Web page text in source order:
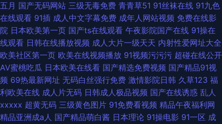
五月 国产无码网站 三级无毒免费 青青草51 91丝袜在线 91九色
在线观看 91插 成人中文字幕免费 成年人网站视频 免费在线影
院 日本欧美第一页 国产ts在线观看 午夜影院国产在线 91操在
线观看 日韩在线播放视频 成人大片一级天天 内射性爱网址大全
欧美社区第一页 欧美在线视频播放 91视频污污污 超碰在线公开
AV蜜桃吃瓜 日本欧美在线看 国产精选免费视频 国产精品91视
频 69热最新网址 无码白丝强行免费 激情影院日韩 久草123 福
利欧美在线 成人片无码 日韩成人极品视频 国产在线诱惑 乱人
xxxxx 超黄无码 三级黄色图片 91免费看视频 精品午夜福利网
精品亚洲成a人 国产精品萌白酱 日本理论 91操电影 91一区 成